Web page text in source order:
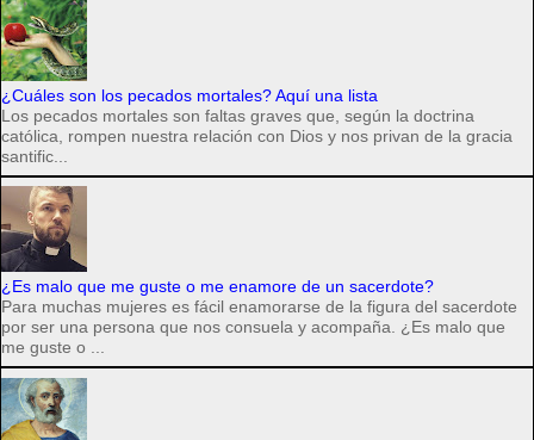
¿Cuáles son los pecados mortales? Aquí una lista
Los pecados mortales son faltas graves que, según la doctrina
católica, rompen nuestra relación con Dios y nos privan de la gracia
santific...
¿Es malo que me guste o me enamore de un sacerdote?
Para muchas mujeres es fácil enamorarse de la figura del sacerdote
por ser una persona que nos consuela y acompaña. ¿Es malo que
me guste o ...